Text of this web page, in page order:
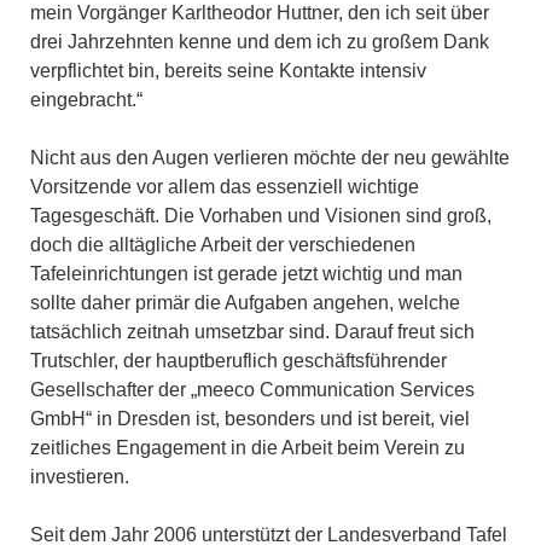
mein Vorgänger Karltheodor Huttner, den ich seit über
drei Jahrzehnten kenne und dem ich zu großem Dank
verpflichtet bin, bereits seine Kontakte intensiv
eingebracht.“
Nicht aus den Augen verlieren möchte der neu gewählte
Vorsitzende vor allem das essenziell wichtige
Tagesgeschäft. Die Vorhaben und Visionen sind groß,
doch die alltägliche Arbeit der verschiedenen
Tafeleinrichtungen ist gerade jetzt wichtig und man
sollte daher primär die Aufgaben angehen, welche
tatsächlich zeitnah umsetzbar sind. Darauf freut sich
Trutschler, der hauptberuflich geschäftsführender
Gesellschafter der „meeco Communication Services
GmbH“ in Dresden ist, besonders und ist bereit, viel
zeitliches Engagement in die Arbeit beim Verein zu
investieren.
Seit dem Jahr 2006 unterstützt der Landesverband Tafel